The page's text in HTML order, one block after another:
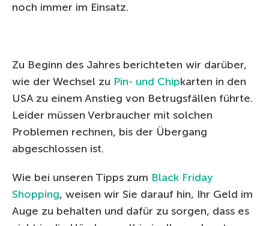
noch immer im Einsatz.
Zu Beginn des Jahres berichteten wir darüber,
wie der Wechsel zu Pin- und Chipkarten in den
USA zu einem Anstieg von Betrugsfällen führte.
Leider müssen Verbraucher mit solchen
Problemen rechnen, bis der Übergang
abgeschlossen ist.
Wie bei unseren Tipps zum Black Friday
Shopping, weisen wir Sie darauf hin, Ihr Geld im
Auge zu behalten und dafür zu sorgen, dass es